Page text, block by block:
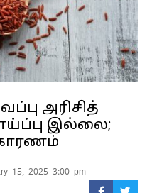
அரிசித்
இல்லை;
15, 2025 3:00 pm